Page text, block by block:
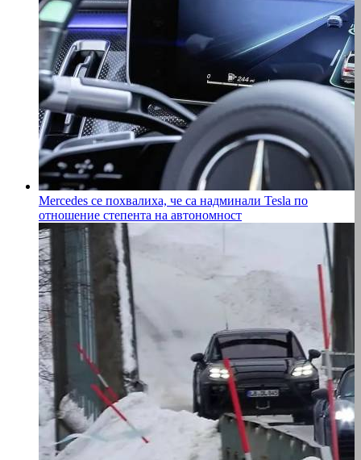
Mercedes се похвалиха, че са надминали Tesla по
отношение степента на автономност